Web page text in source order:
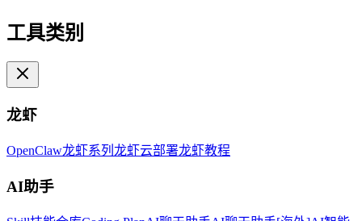
工具类别
龙虾
OpenClaw龙虾系列 龙虾云部署龙虾教程
AI助手